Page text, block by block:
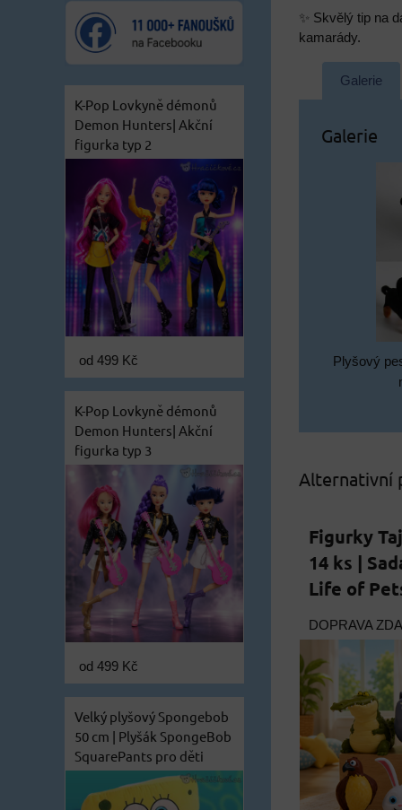
✨ Skvělý tip na
kamarády.
Galerie
Galerie
Plyšový
Alternativní
Figurky
14 ks |
Life of
DOPRAVA
K-Pop Lovkyně démonů
Demon Hunters| Akční
figurka typ 2
od 499 Kč
K-Pop Lovkyně démonů
Demon Hunters| Akční
figurka typ 3
od 499 Kč
Velký plyšový Spongebob
50 cm | Plyšák SpongeBob
SquarePants pro děti